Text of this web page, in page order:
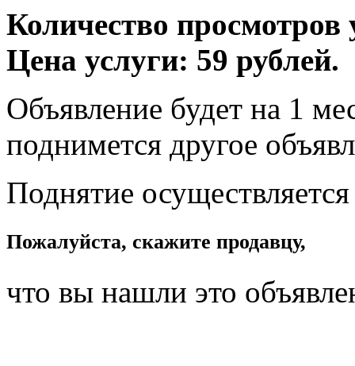
Количество просмотров
Цена услуги: 59 рублей.
Объявление будет на 1
поднимется другое
Поднятие
Пожалуйста, скажите продавцу,
что вы нашли это